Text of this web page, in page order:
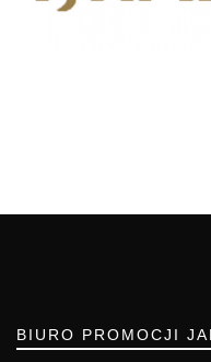
BIURO PROMOCJI